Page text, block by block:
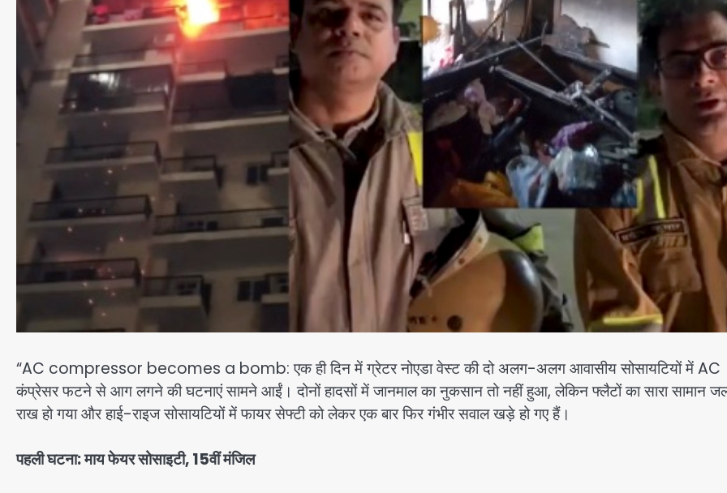
“AC compressor becomes a bomb: एक ही दिन में ग्रेटर नोएडा वेस्ट की दो अलग-अलग आवासीय सोसायटियों में AC
कंप्रेसर फटने से आग लगने की घटनाएं सामने आईं। दोनों हादसों में जानमाल का नुकसान तो नहीं हुआ, लेकिन फ्लैटों का सारा सामान
राख हो गया और हाई-राइज सोसायटियों में फायर सेफ्टी को लेकर एक बार फिर गंभीर सवाल खड़े हो गए हैं।
पहली घटना: माय फेयर सोसाइटी, 15वीं मंजिल